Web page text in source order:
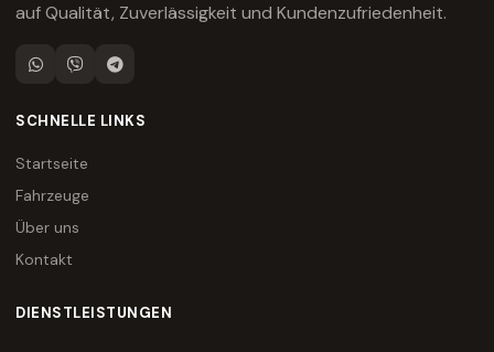
auf Qualität, Zuverlässigkeit und Kundenzufriedenheit.
SCHNELLE LINKS
Startseite
Fahrzeuge
Über uns
Kontakt
DIENSTLEISTUNGEN